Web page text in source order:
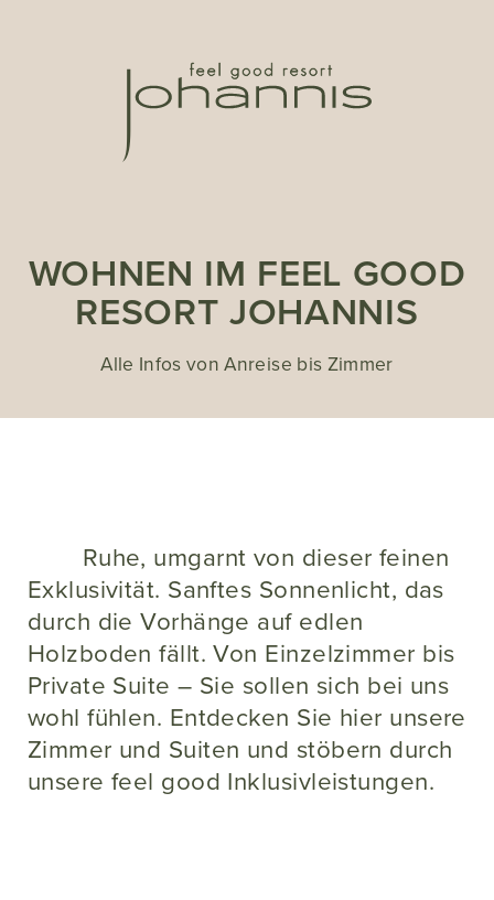
WOHNEN IM FEEL GOOD
RESORT JOHANNIS
Alle Infos von Anreise bis Zimmer
Ruhe, umgarnt von dieser feinen
Exklusivität. Sanftes Sonnenlicht, das
durch die Vorhänge auf edlen
Holzboden fällt. Von Einzelzimmer bis
Private Suite – Sie sollen sich bei uns
wohl fühlen. Entdecken Sie hier unsere
Zimmer und Suiten und stöbern durch
unsere feel good Inklusivleistungen.